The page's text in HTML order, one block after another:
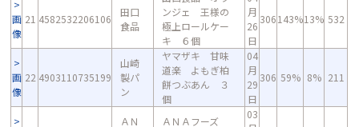
画
像
21 4582532206106
田口
食品
ンジェ 王様の
極上ロールケー
キ ６個
月
26
日
306143%13% 532
画
像
22 4903110735199
山崎
製パ
ン
ヤマザキ 甘味
道楽 よもぎ柏
餅つぶあん ３
個
04
月
29
日
306 59% 8% 211
ＡＮ
ＡＮＡフーズ
03